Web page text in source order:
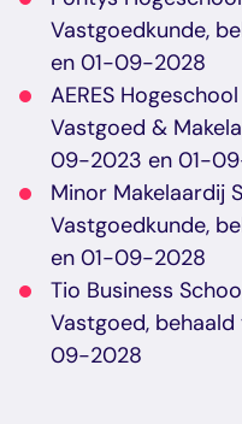
Vastgoedkunde,
en 01-09-2028
AERES
Vastgoed &
09-2023 en 01-
Minor Makelaardij
Vastgoedkunde,
en 01-09-2028
Tio Business
Vastgoed,
09-2028